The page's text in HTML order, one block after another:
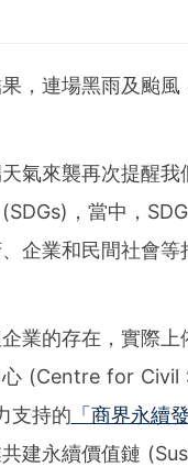
，連場黑雨及颱
氣來襲再次提醒
，當中，
企業和民間社會
業的存在，實際
心 (Centre for
支持的 「商界永續
建永續價值鏈